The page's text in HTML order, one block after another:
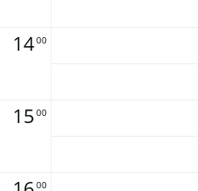
1400
15 00
00